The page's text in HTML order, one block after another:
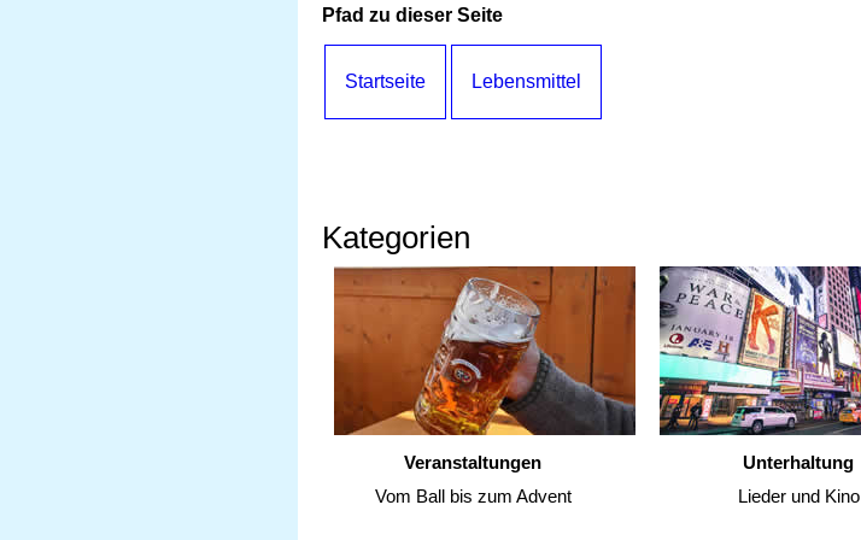
Pfad zu dieser Seite
Startseite Lebensmittel
Kategorien
Veranstaltungen
Vom Ball bis zum Advent
Unterhaltung
Lieder und Kino